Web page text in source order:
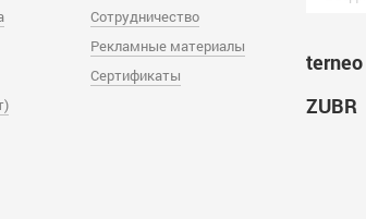
Сотрудничество
Рекламные материалы
Сертификаты
terneo
ZUBR